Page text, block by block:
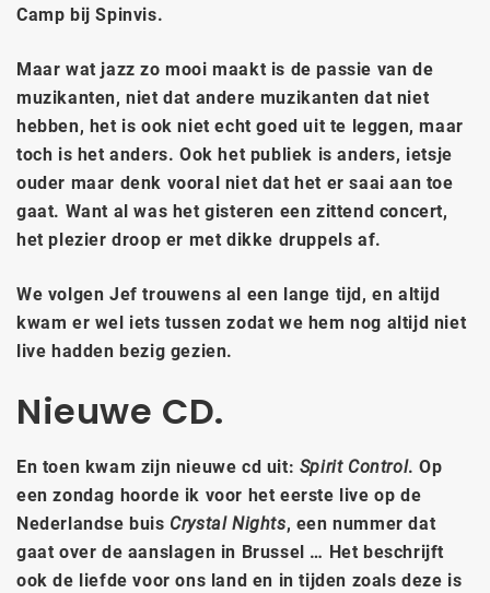
Camp bij Spinvis.
Maar wat jazz zo mooi maakt is de passie van de
muzikanten, niet dat andere muzikanten dat niet
hebben, het is ook niet echt goed uit te leggen, maar
toch is het anders. Ook het publiek is anders, ietsje
ouder maar denk vooral niet dat het er saai aan toe
gaat. Want al was het gisteren een zittend concert,
het plezier droop er met dikke druppels af.
We volgen Jef trouwens al een lange tijd, en altijd
kwam er wel iets tussen zodat we hem nog altijd niet
live hadden bezig gezien.
Nieuwe CD.
En toen kwam zijn nieuwe cd uit: Spirit Control. Op
een zondag hoorde ik voor het eerste live op de
Nederlandse buis Crystal Nights, een nummer dat
gaat over de aanslagen in Brussel … Het beschrijft
ook de liefde voor ons land en in tijden zoals deze is